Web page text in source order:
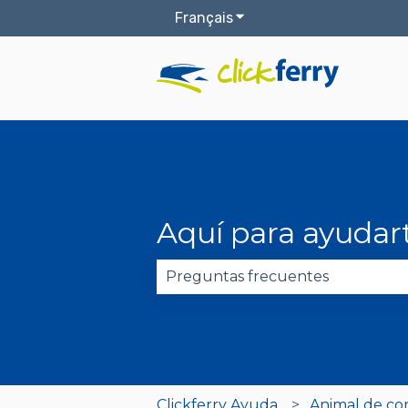
FrançaisAfficher le sous-menu
Aquí para